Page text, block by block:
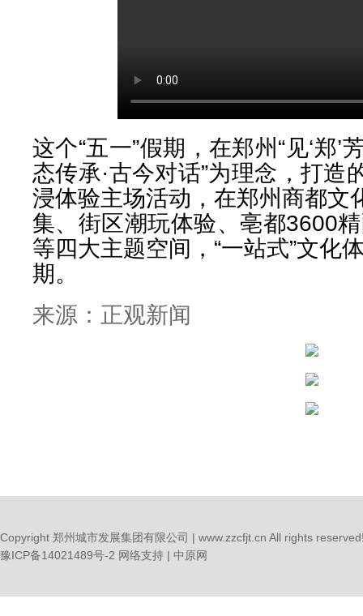
这个“五一”假期，在郑州“见‘郑’
态传承·古今对话”为理念，打造
浸体验主场活动，在郑州商都文
集、街区潮玩体验、亳都3600
等四大主题空间，“一站式”文化
期。
来源：正观新闻
Copyright 郑州城市发展集团有限公司 | www.zzcfjt.cn All rights
豫ICP备14021489号-2 网络支持 | 中原网